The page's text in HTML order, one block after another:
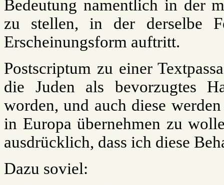
Bedeutung namentlich in der
zu stellen, in der derselbe
Erscheinungsform auftritt.
Postscriptum zu einer
die Juden als bevorzugtes
worden, und auch diese
in Europa übernehmen zu
ausdrücklich, dass ich diese
Dazu soviel: